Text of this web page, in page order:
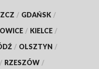
/ GDAŃSK /
/ KIELCE /
/ OLSZTYN /
/ RZESZÓW /